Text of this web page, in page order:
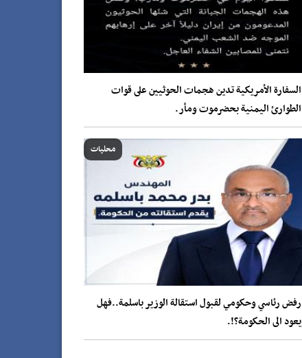
السفارة الأمريكية تدين هجمات الحوثيين على قوات
الطوارئ اليمنية بحضرموت ومأر.
محليات
رفض رئاسي وحكومي لقبول استقالة الوزير باسلمة..فهل
يعود الى الحكومة؟!.